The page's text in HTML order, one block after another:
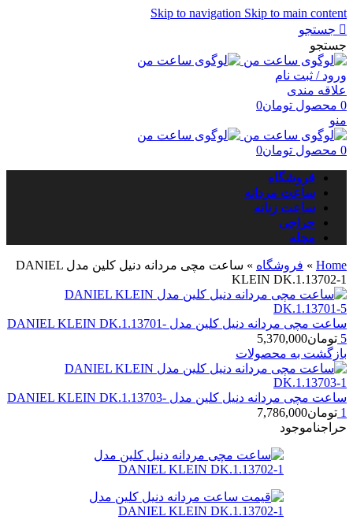
Skip to navigation Skip to main content
جستجو
جستجو
ورود / ثبت نام
علاقه مندی
0 محصول تومان0
منو
0 محصول تومان0
فروشگاه
ساعت مردانه
ساعت زنانه
حراجی
مجله
Home
» فروشگاه »
ساعت مچی مردانه دنیل کلین مدل DANIEL
KLEIN DK.1.13702-1
ساعت مچی مردانه دنیل کلین مدل DANIEL KLEIN DK.1.13701-
5 تومان5,370,000
بازگشت به محصولات
ساعت مچی مردانه دنیل کلین مدل DANIEL KLEIN DK.1.13703-
1 تومان7,786,000
حراجناموجود